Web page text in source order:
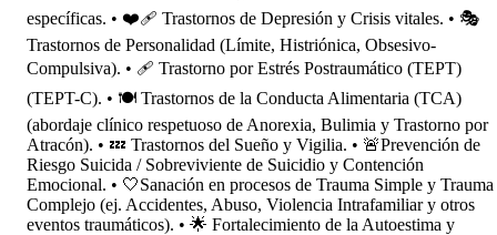
específicas. • ❤️‍🩹 Trastornos de Depresión y Crisis vitales. • 🎭
Trastornos de Personalidad (Límite, Histriónica, Obsesivo-
Compulsiva). • 🩹 Trastorno por Estrés Postraumático (TEPT)
(TEPT-C). • 🍽️ Trastornos de la Conducta Alimentaria (TCA)
(abordaje clínico respetuoso de Anorexia, Bulimia y Trastorno por
Atracón). • 💤 Trastornos del Sueño y Vigilia. • 🚨Prevención de
Riesgo Suicida / Sobreviviente de Suicidio y Contención
Emocional. • 🤍Sanación en procesos de Trauma Simple y Trauma
Complejo (ej. Accidentes, Abuso, Violencia Intrafamiliar y otros
eventos traumáticos). • 🌟 Fortalecimiento de la Autoestima y